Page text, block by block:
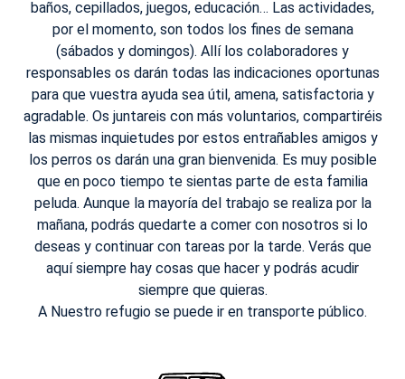
baños, cepillados, juegos, educación… Las actividades,
por el momento, son todos los fines de semana
(sábados y domingos). Allí los colaboradores y
responsables os darán todas las indicaciones oportunas
para que vuestra ayuda sea útil, amena, satisfactoria y
agradable. Os juntareis con más voluntarios, compartiréis
las mismas inquietudes por estos entrañables amigos y
los perros os darán una gran bienvenida. Es muy posible
que en poco tiempo te sientas parte de esta familia
peluda. Aunque la mayoría del trabajo se realiza por la
mañana, podrás quedarte a comer con nosotros si lo
deseas y continuar con tareas por la tarde. Verás que
aquí siempre hay cosas que hacer y podrás acudir
siempre que quieras.
A Nuestro refugio se puede ir en transporte público.